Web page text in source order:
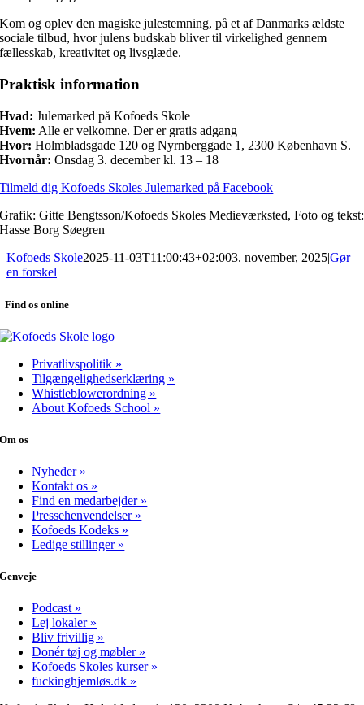
Kom og oplev den magiske julestemning, på et af Danmarks ældste
sociale tilbud, hvor julens budskab bliver til virkelighed gennem
fællesskab, kreativitet og livsglæde.
Praktisk information
Hvad: Julemarked på Kofoeds Skole
Hvem: Alle er velkomne. Der er gratis adgang
Hvor: Holmbladsgade 120 og Nyrnberggade 1, 2300 København S.
Hvornår: Onsdag 3. december kl. 13 – 18
Tilmeld dig Kofoeds Skoles Julemarked på Facebook
Grafik: Gitte Bengtsson/Kofoeds Skoles Medieværksted, Foto og tekst:
Hasse Borg Søegren
Kofoeds Skole2025-11-03T11:00:43+02:003. november, 2025|Gør
en forskel|
Find os online
Privatlivspolitik »
Tilgængelighedserklæring »
Whistleblowerordning »
About Kofoeds School »
Om os
Nyheder »
Kontakt os »
Find en medarbejder »
Pressehenvendelser »
Kofoeds Kodeks »
Ledige stillinger »
Genveje
Podcast »
Lej lokaler »
Bliv frivillig »
Donér tøj og møbler »
Kofoeds Skoles kurser »
fuckinghjemløs.dk »